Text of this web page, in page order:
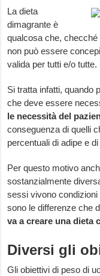
La dieta
dimagrante è
qualcosa che,
non può essere
valida per tutti e/o tutte.
Si tratta infatti, quando
che deve essere
le necessità del
conseguenza di quelli
percentuali di adipe e
Per questo motivo
sostanzialmente
sessi vivono
sono le differenze che
va a creare una dieta
Diversi gli
Gli obiettivi di peso di